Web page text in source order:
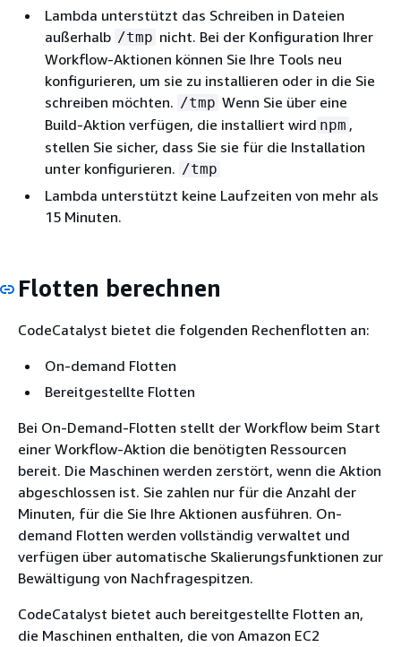
Lambda unterstützt das Schreiben in Dateien
außerhalb /tmp nicht. Bei der Konfiguration Ihrer
Workflow-Aktionen können Sie Ihre Tools neu
konfigurieren, um sie zu installieren oder in die Sie
schreiben möchten. /tmp Wenn Sie über eine
Build-Aktion verfügen, die installiert wird npm ,
stellen Sie sicher, dass Sie sie für die Installation
unter konfigurieren. /tmp
Lambda unterstützt keine Laufzeiten von mehr als
15 Minuten.
Flotten berechnen
CodeCatalyst bietet die folgenden Rechenflotten an:
On-demand Flotten
Bereitgestellte Flotten
Bei On-Demand-Flotten stellt der Workflow beim Start
einer Workflow-Aktion die benötigten Ressourcen
bereit. Die Maschinen werden zerstört, wenn die Aktion
abgeschlossen ist. Sie zahlen nur für die Anzahl der
Minuten, für die Sie Ihre Aktionen ausführen. On-
demand Flotten werden vollständig verwaltet und
verfügen über automatische Skalierungsfunktionen zur
Bewältigung von Nachfragespitzen.
CodeCatalyst bietet auch bereitgestellte Flotten an,
die Maschinen enthalten, die von Amazon EC2